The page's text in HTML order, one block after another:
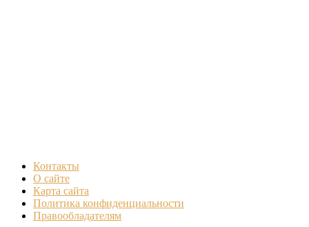
Контакты
О сайте
Карта сайта
Политика конфиденциальности
Правообладателям